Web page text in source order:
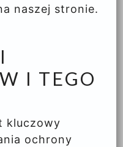
naszej stronie.
I TEGO
kluczowy
ochrony